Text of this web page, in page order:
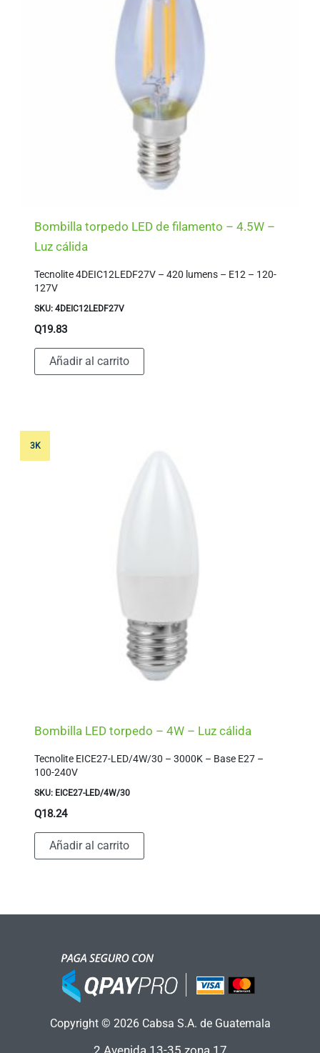
Bombilla torpedo LED de filamento – 4.5W –
Luz cálida
Tecnolite 4DEIC12LEDF27V – 420 lumens – E12 – 120-
127V
SKU: 4DEIC12LEDF27V
Q19.83
Añadir al carrito
3K
Bombilla LED torpedo – 4W – Luz cálida
Tecnolite EICE27-LED/4W/30 – 3000K – Base E27 –
100-240V
SKU: EICE27-LED/4W/30
Q18.24
Añadir al carrito
Copyright © 2026 Cabsa S.A. de Guatemala
2 Avenida 13-35 zona 17